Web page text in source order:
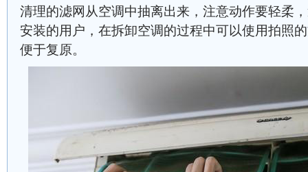
清理的滤网从空调中抽离出来，注意动作要轻柔
安装的用户，在拆卸空调的过程中可以使用拍照
便于复原。